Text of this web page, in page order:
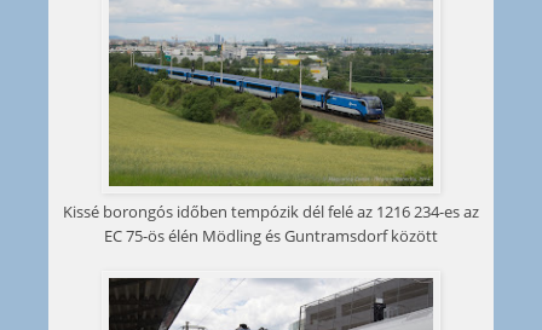
Kissé borongós időben tempózik dél felé az 1216 234-es az
EC 75-ös élén Mödling és Guntramsdorf között